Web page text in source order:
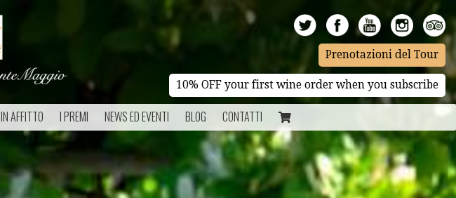
Prenotazioni del Tour
10% OFF your first wine order when you subscribe
AFFITTO I PREMI NEWS ED EVENTI BLOG CONTATTI